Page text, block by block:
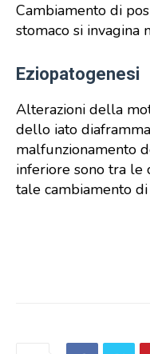
Cambiamento di
stomaco si invagina
Eziopatogenesi
Alterazioni della
dello iato
malfunzionamento
inferiore sono tra le
tale cambiamento di